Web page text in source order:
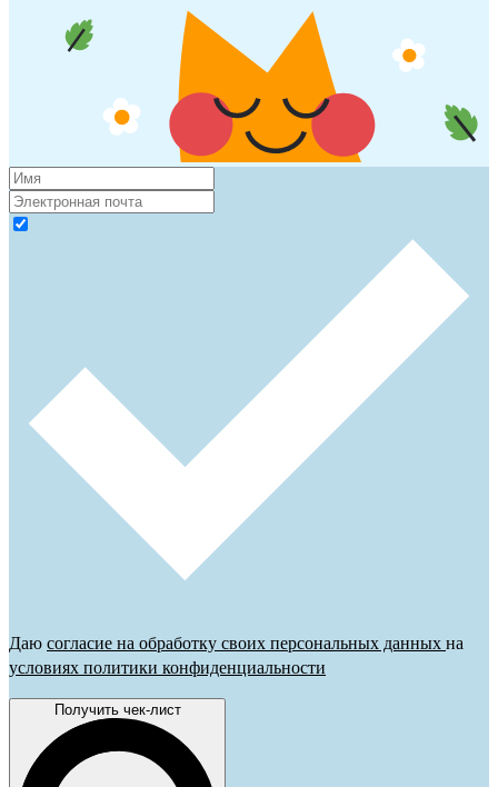
Даю согласие на обработку своих персональных данных на
условиях политики конфиденциальности
Получить чек-лист